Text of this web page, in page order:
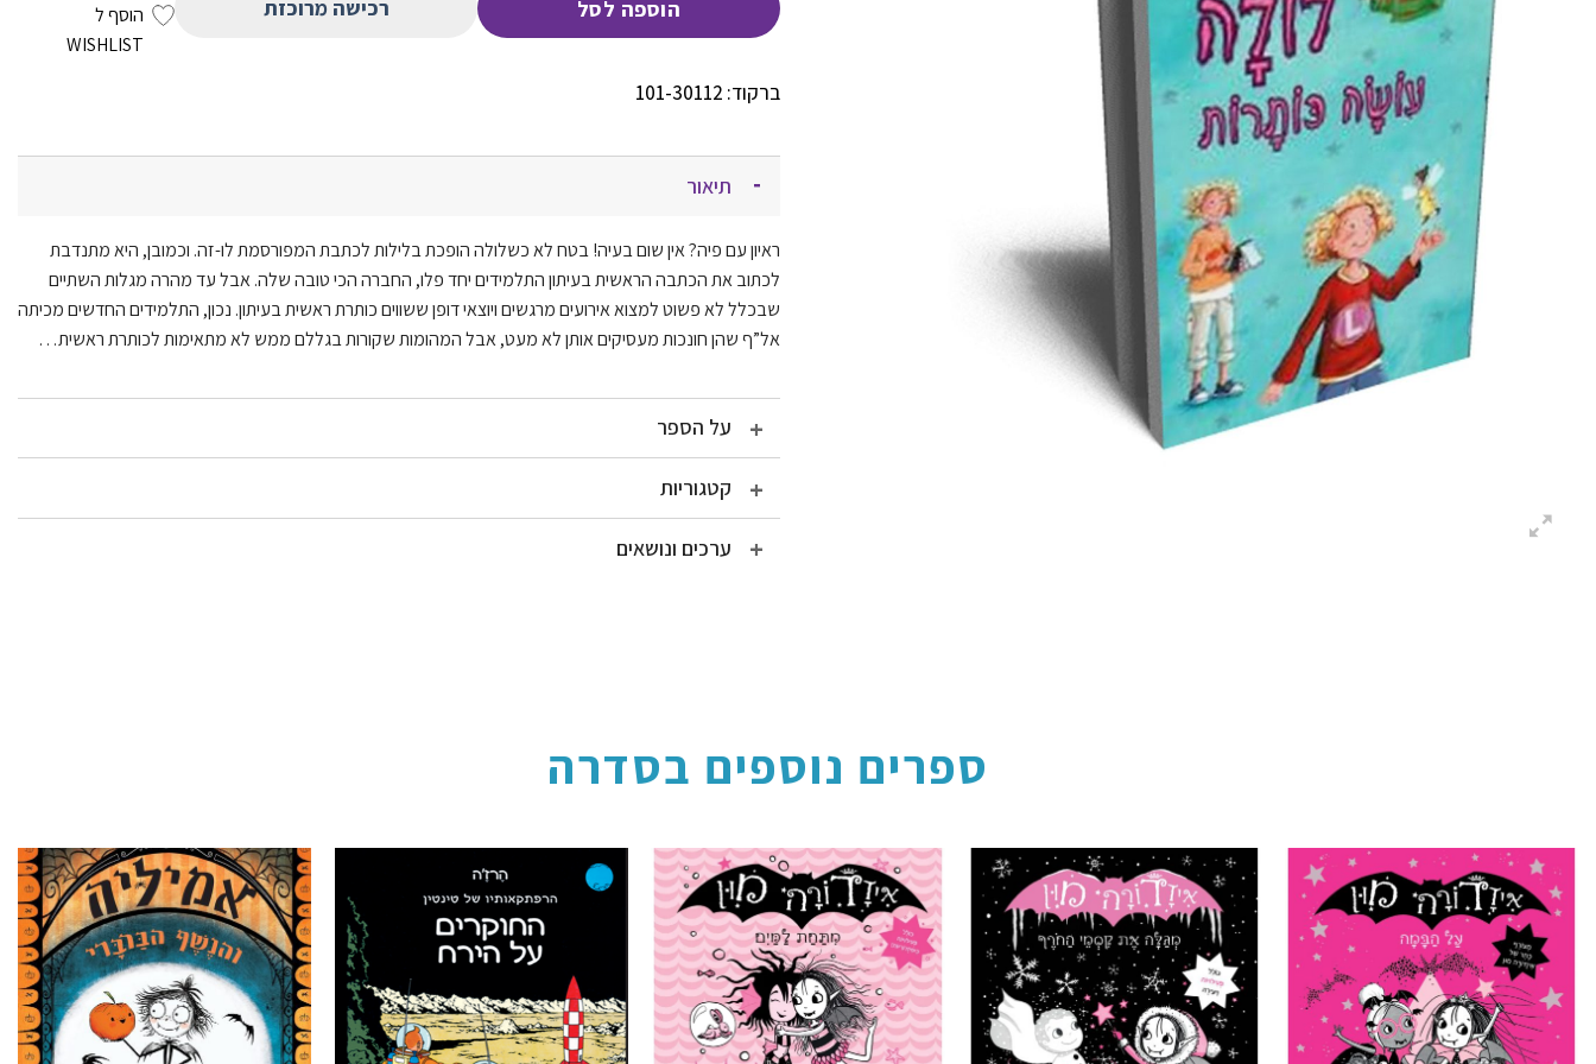
הוספה לסל רכישה מרוכזת
הוסף ל
WISHLIST
ברקוד: 101-30112
תיאור
ראיון עם פיה? אין שום בעיה! בטח לא כשלולה הופכת בלילות לכתבת המפורסמת לו-זה. וכמובן, היא מתנדבת
לכתוב את הכתבה הראשית בעיתון התלמידים יחד פלו, החברה הכי טובה שלה. אבל עד מהרה מגלות השתיים
שבכלל לא פשוט למצוא אירועים מרגשים ויוצאי דופן ששווים כותרת ראשית בעיתון. נכון, התלמידים החדשים מכיתה
אל”ף שהן חונכות מעסיקים אותן לא מעט, אבל המהומות שקורות בגללם ממש לא מתאימות לכותרת ראשית…
על הספר
קטגוריות
ערכים ונושאים
ספרים נוספים בסדרה
הוסף ל
WISHLIST
הוסף ל
WISHLIST
הוסף ל
WISHLIST
WISHLIST
הוסף ל
WISHLIST